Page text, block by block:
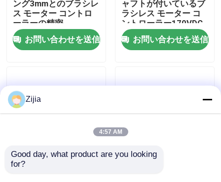
工場旅行
品質管理
私達に連絡しなさい
引用を要求しなさい
ング3mmとのブラシレ
ス モーター コントロ
ーラーの精密
お問い合わせを送信
ャフトが付いているブ
ラシレス モーター コ
ントローラー170VDC
お問い合わせを送信
高速ブラシレスDCモー
Zijia
4:57 AM
Good day, what product are you looking
for?